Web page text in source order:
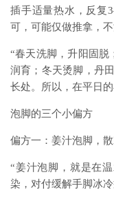
插手适量热水，反复
可，可能仅做推拿，不
“春天洗脚，升阳固脱
润育；冬天烫脚，丹
长处。所以，在平日的
泡脚的三个小偏方­
偏方一：姜汁泡脚，
“姜汁泡脚，就是在
染，对付缓解手脚冰